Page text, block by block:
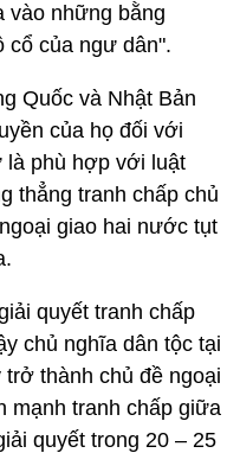
vào những bằng
của ngư dân".
Quốc và Nhật Bản
của họ đối với
là phù hợp với luật
thẳng tranh chấp chủ
giao hai nước tụt
quyết tranh chấp
chủ nghĩa dân tộc tại
thành chủ đề ngoại
mạnh tranh chấp giữa
quyết trong 20 – 25